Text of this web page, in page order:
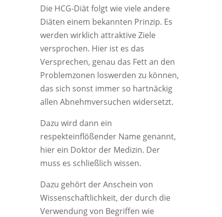
Die HCG-Diät folgt wie viele andere
Diäten einem bekannten Prinzip. Es
werden wirklich attraktive Ziele
versprochen. Hier ist es das
Versprechen, genau das Fett an den
Problemzonen loswerden zu können,
das sich sonst immer so hartnäckig
allen Abnehmversuchen widersetzt.
Dazu wird dann ein
respekteinflößender Name genannt,
hier ein Doktor der Medizin. Der
muss es schließlich wissen.
Dazu gehört der Anschein von
Wissenschaftlichkeit, der durch die
Verwendung von Begriffen wie